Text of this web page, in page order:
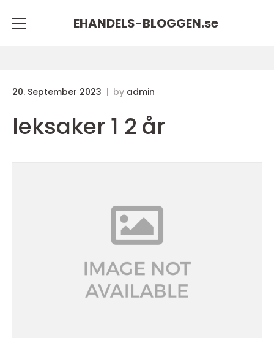
EHANDELS-BLOGGEN.se
20. September 2023 by admin
leksaker 1 2 år